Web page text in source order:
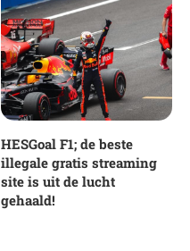
HESGoal F1; de beste
illegale gratis streaming
site is uit de lucht
gehaald!